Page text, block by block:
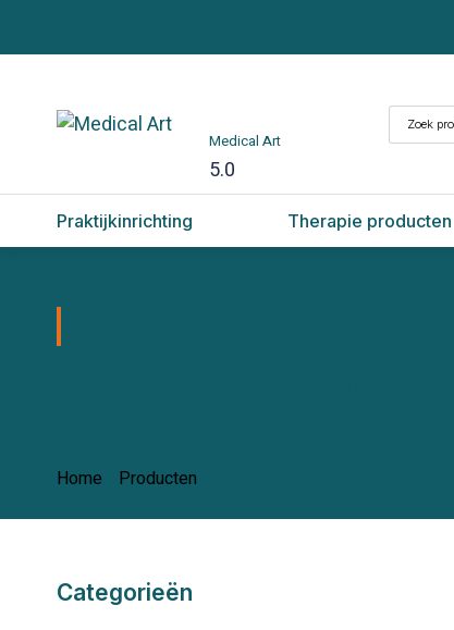
Medical Art
5.0
Zoeken
naar:
Praktijkinrichting Therapie producten
Home Producten
Categorieën